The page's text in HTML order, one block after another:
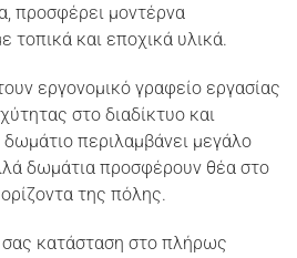
προσφέρει μοντέρνα
τοπικά και εποχικά υλικά.
εργονομικό γραφείο εργασίας
στο διαδίκτυο και
περιλαμβάνει μεγάλο
δωμάτια προσφέρουν θέα στο
της πόλης.
κατάσταση στο πλήρως